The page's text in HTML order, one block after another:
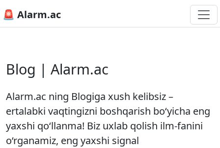
🚨 Alarm.ac
Blog | Alarm.ac
Alarm.ac ning Blogiga xush kelibsiz –
ertalabki vaqtingizni boshqarish bo‘yicha eng
yaxshi qo‘llanma! Biz uxlab qolish ilm-fanini
o‘rganamiz, eng yaxshi signal